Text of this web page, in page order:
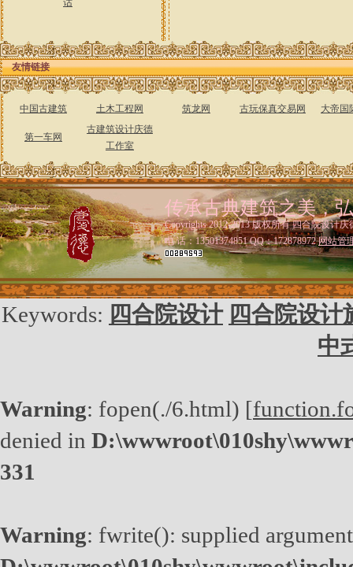
友情链接
中国古建筑 土木工程网 筑龙网 古玩保真交易网 大帝国
第一车网
古建筑设计庆德
工作室
传承古典建筑之美，
Copyrights 2012-2013 版权所有 四合院设计
电 话：13501374851 QQ：172878972网站管
Keywords: 四合院设计 四合院设计
中
Warning: fopen(./6.html) [
denied in
331
Warning: fwrite(): supplied